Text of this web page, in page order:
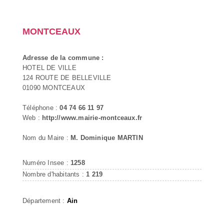
MONTCEAUX
Adresse de la commune :
HOTEL DE VILLE
124 ROUTE DE BELLEVILLE
01090 MONTCEAUX
Téléphone :04 74 66 11 97
Web : http://www.mairie-montceaux.fr
Nom du Maire : M. Dominique MARTIN
Numéro Insee : 1258
Nombre d'habitants : 1 219
Département : Ain